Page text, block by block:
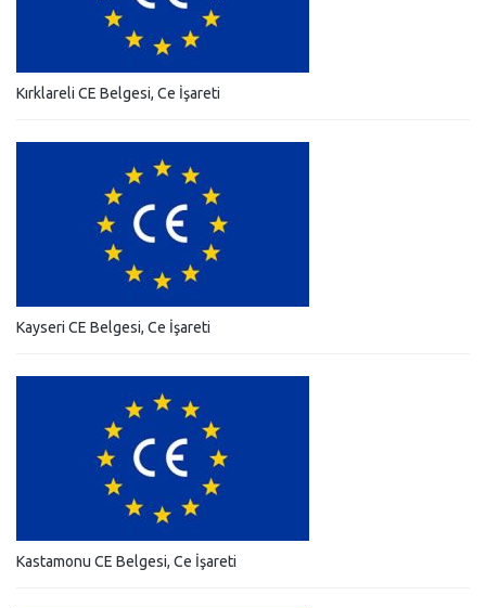
Kırklareli CE Belgesi, Ce İşareti
Kayseri CE Belgesi, Ce İşareti
Kastamonu CE Belgesi, Ce İşareti